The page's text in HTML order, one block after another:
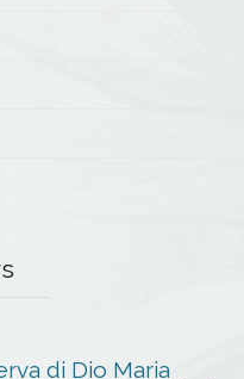
di Dio Maria